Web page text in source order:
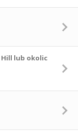
Hill lub okolic